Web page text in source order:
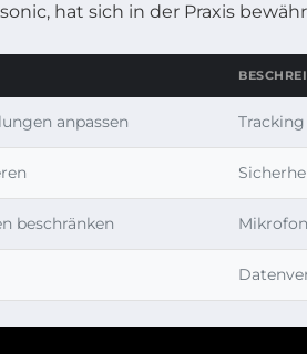
hat sich in der Praxis
anpassen
beschränken